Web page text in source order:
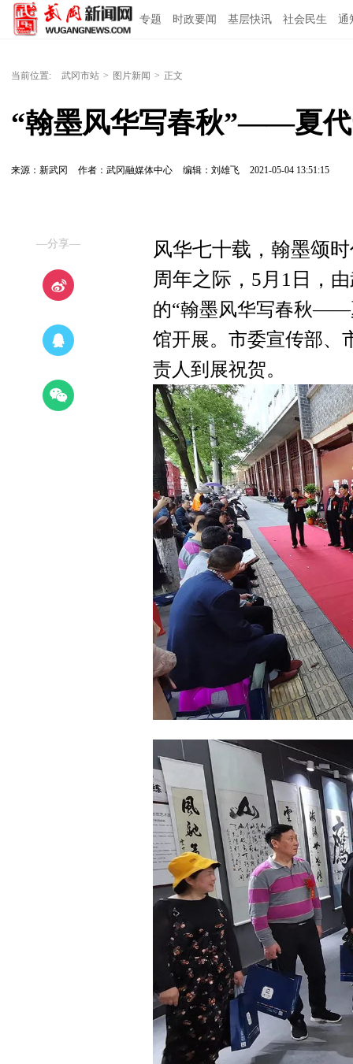
专题 时政要闻 基层快讯 社会民生 通
当前位置: 武冈市站 > 图片新闻 > 正文
“翰墨风华写春秋”——夏
来源：新武冈 作者：武冈融媒体中心 编辑：刘雄飞 2021-05-04 13:51:15
—分享—
风华七十载，翰墨颂
周年之际，5月1日，
的“翰墨风华写春秋——
馆开展。 市委宣传部、
责人到展祝贺。